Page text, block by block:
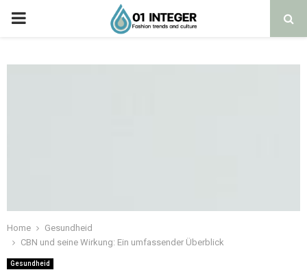
Home
Gesundheid
CBN und seine Wirkung: Ein umfassender Überblick
Gesundheid